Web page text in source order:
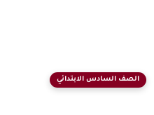
الصف السادس الابتدائي